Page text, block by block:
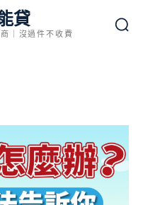
貸
商｜沒過件不收費